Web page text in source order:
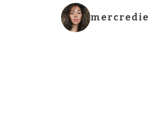
mercredie